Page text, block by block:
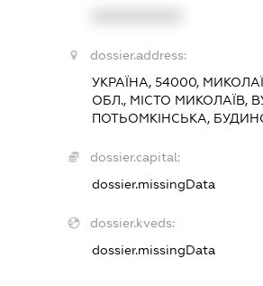
dossier.address:
УКРАЇНА, 54000,
ОБЛ., МІСТО МИКОЛАЇВ,
ПОТЬОМКІНСЬКА,
dossier.capital:
dossier.missingData
dossier.kveds:
dossier.missingData